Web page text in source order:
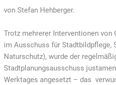
von Stefan Hehberger.
Trotz mehrerer Interventionen von
im Ausschuss für Stadtbildpflege,
Naturschutz), wurde der
Stadtplanungsausschuss
Werktages angesetzt – das